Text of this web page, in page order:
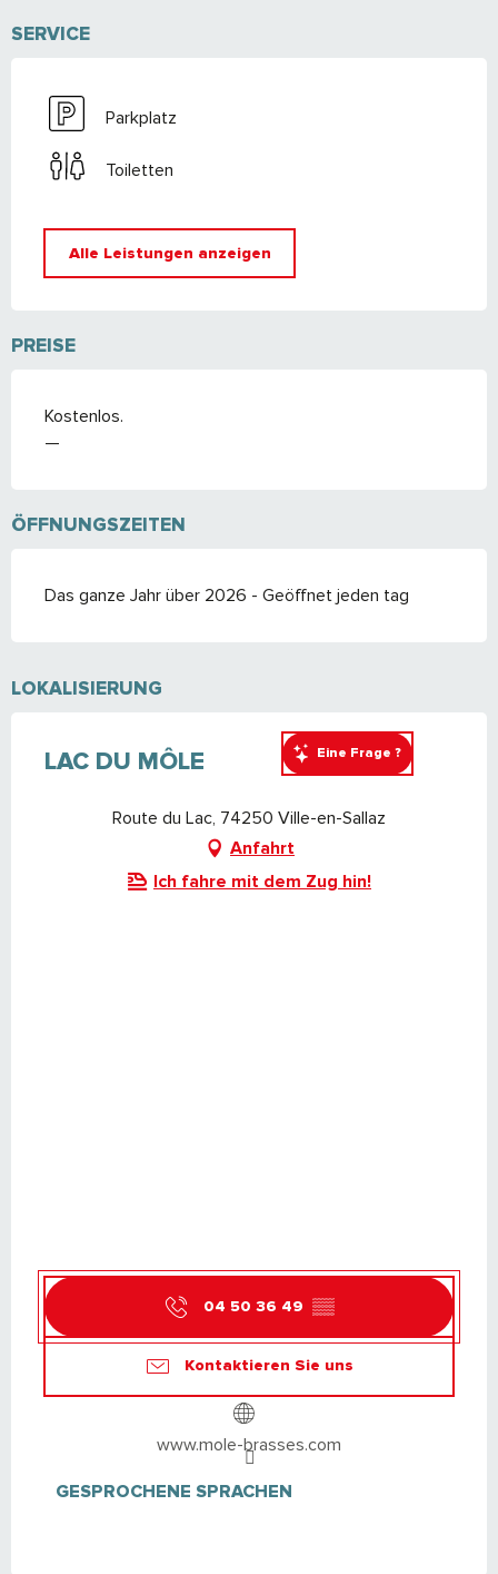
Eine Frage ?
SERVICE
Parkplatz
Toiletten
Alle Leistungen anzeigen
PREISE
Kostenlos.
—
ÖFFNUNGSZEITEN
Das ganze Jahr über 2026 - Geöffnet jeden tag
LOKALISIERUNG
LAC DU MÔLE
Route du Lac, 74250 Ville-en-Sallaz
Anfahrt
Ich fahre mit dem Zug hin!
04 50 36 49 ▒▒
Kontaktieren Sie uns
www.mole-brasses.com
GESPROCHENE SPRACHEN
GESPROCHENE SPRACHEN